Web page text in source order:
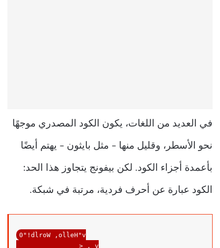
في العديد من اللغات، يكون الكود المصدري موجهًا
نحو الأسطر، وقليل منها – مثل بايثون – يهتم أيضًا
بأعمدة أجزاء الكود. لكن بيفونج يتجاوز هذا الحد:
الكود عبارة عن أحرف فردية، مرتبة في شبكة.
0 "!dlroW ,olleH"v